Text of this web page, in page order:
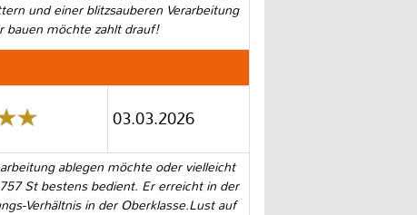
und einer blitzsauberen Verarbeitung
bauen möchte zahlt drauf!
03.03.2026
ablegen möchte oder vielleicht
St bestens bedient. Er erreicht in der
Verhältnis in der Oberklasse.Lust auf